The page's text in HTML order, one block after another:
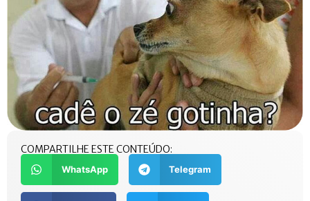
COMPARTILHE ESTE CONTEÚDO:
WhatsApp Telegram